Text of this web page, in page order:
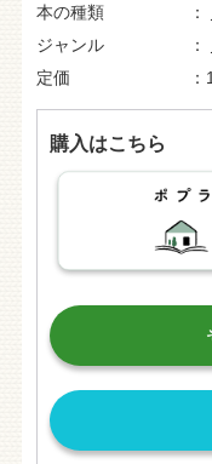
本の種類
ジャンル
定価
購入はこちら